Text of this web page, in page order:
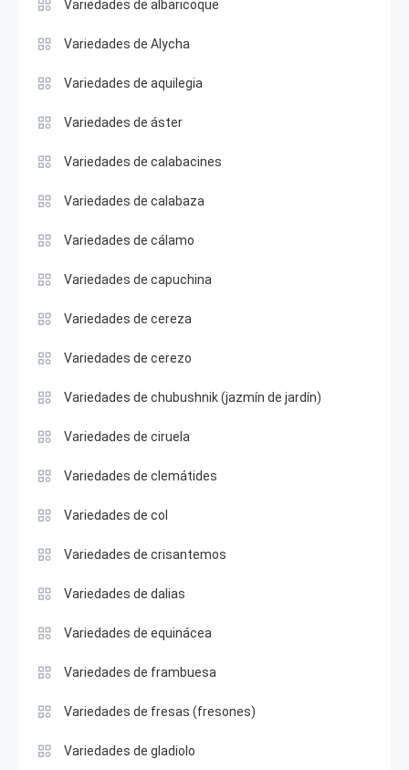
Variedades de albaricoque
Variedades de Alycha
Variedades de aquilegia
Variedades de áster
Variedades de calabacines
Variedades de calabaza
Variedades de cálamo
Variedades de capuchina
Variedades de cereza
Variedades de cerezo
Variedades de chubushnik (jazmín de jardín)
Variedades de ciruela
Variedades de clemátides
Variedades de col
Variedades de crisantemos
Variedades de dalias
Variedades de equinácea
Variedades de frambuesa
Variedades de fresas (fresones)
Variedades de gladiolo